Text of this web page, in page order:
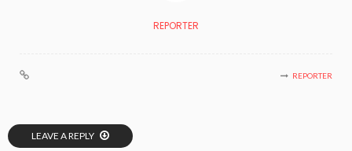
REPORTER
REPORTER
LEAVE A REPLY